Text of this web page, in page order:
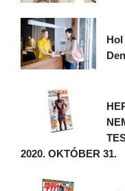
2020. OKTÓBER 31.